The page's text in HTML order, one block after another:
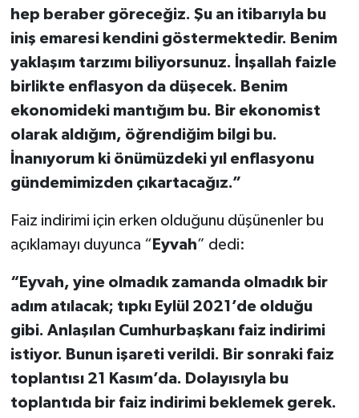
hep beraber göreceğiz. Şu an itibarıyla bu
iniş emaresi kendini göstermektedir. Benim
yaklaşım tarzımı biliyorsunuz. İnşallah faizle
birlikte enflasyon da düşecek. Benim
ekonomideki mantığım bu. Bir ekonomist
olarak aldığım, öğrendiğim bilgi bu.
İnanıyorum ki önümüzdeki yıl enflasyonu
gündemimizden çıkartacağız.”
Faiz indirimi için erken olduğunu düşünenler bu
açıklamayı duyunca “ Eyvah” dedi:
“Eyvah, yine olmadık zamanda olmadık bir
adım atılacak; tıpkı Eylül 2021’de olduğu
gibi. Anlaşılan Cumhurbaşkanı faiz indirimi
istiyor. Bunun işareti verildi. Bir sonraki faiz
toplantısı 21 Kasım’da. Dolayısıyla bu
toplantıda bir faiz indirimi beklemek gerek.